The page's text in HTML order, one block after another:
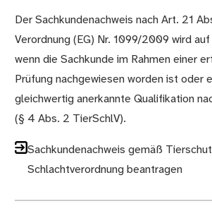
Der Sachkundenachweis nach Art. 21
Verordnung (EG) Nr. 1099/2009 wird
wenn die Sachkunde im Rahmen einer
Prüfung nachgewiesen worden ist oder
gleichwertig anerkannte Qualifikation
(§ 4 Abs. 2 TierSchlV).
Sachkundenachweis gemäß
Schlachtverordnung beantragen